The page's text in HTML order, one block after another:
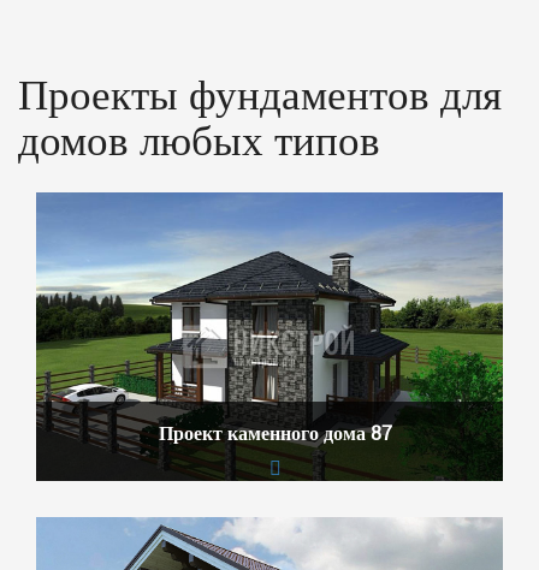
Проекты фундаментов для
домов любых типов
Проект каменного дома 87